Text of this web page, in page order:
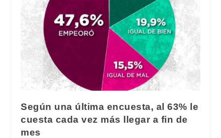
Según una última encuesta, al 63% le
cuesta cada vez más llegar a fin de
mes